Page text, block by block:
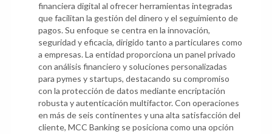
financiera digital al ofrecer herramientas integradas
que facilitan la gestión del dinero y el seguimiento de
pagos. Su enfoque se centra en la innovación,
seguridad y eficacia, dirigido tanto a particulares como
a empresas. La entidad proporciona un panel privado
con análisis financiero y soluciones personalizadas
para pymes y startups, destacando su compromiso
con la protección de datos mediante encriptación
robusta y autenticación multifactor. Con operaciones
en más de seis continentes y una alta satisfacción del
cliente, MCC Banking se posiciona como una opción